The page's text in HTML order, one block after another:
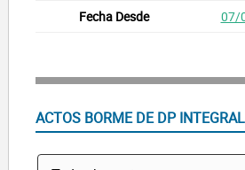
07/
ACTOS BORME DE DP